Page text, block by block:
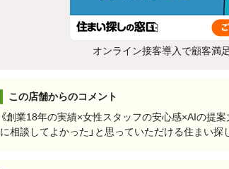
オンライン接客導入で顧客満
この店舗からのコメント
《創業18年の実績×女性スタッフの安心感×AIの提
に相談してよかった」と思っていただける住まい探